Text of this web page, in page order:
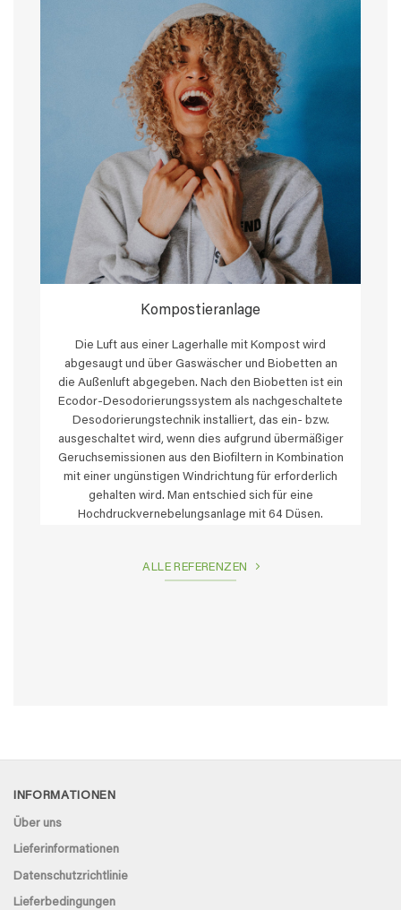
Kompostieranlage
Die Luft aus einer Lagerhalle mit Kompost wird
abgesaugt und über Gaswäscher und Biobetten an
die Außenluft abgegeben. Nach den Biobetten ist ein
Ecodor-Desodorierungssystem als nachgeschaltete
Desodorierungstechnik installiert, das ein- bzw.
ausgeschaltet wird, wenn dies aufgrund übermäßiger
Geruchsemissionen aus den Biofiltern in Kombination
mit einer ungünstigen Windrichtung für erforderlich
gehalten wird. Man entschied sich für eine
Hochdruckvernebelungsanlage mit 64 Düsen.
ALLE REFERENZEN
INFORMATIONEN
Über uns
Lieferinformationen
Datenschutzrichtlinie
Lieferbedingungen